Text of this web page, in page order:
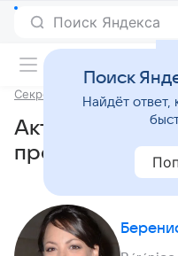
Поиск Яндекса
Секреты прошлого
Актеры и роли
прошлого»
Поиск
Найдёт ответ,